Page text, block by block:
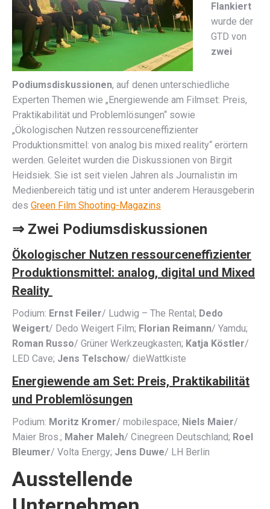
Flankiert
wurde der
GTD von
zwei
Podiumsdiskussionen, auf denen unterschiedliche
Experten Themen wie „Energiewende am Filmset: Preis,
Praktikabilität und Problemlösungen“ sowie
„Ökologischen Nutzen ressourceneffizienter
Produktionsmittel: von analog bis mixed reality“ erörtern
werden. Geleitet wurden die Diskussionen von Birgit
Heidsiek. Sie ist seit vielen Jahren als Journalistin im
Medienbereich tätig und ist unter anderem Herausgeberin
des Green Film Shooting-Magazins
⇒ Zwei Podiumsdiskussionen
Ökologischer Nutzen ressourceneffizienter
Produktionsmittel: analog, digital und Mixed
Reality
Podium: Ernst Feiler/ Ludwig – The Rental; Dedo
Weigert/ Dedo Weigert Film; Florian Reimann/ Yamdu;
Roman Russo/ Grüner Werkzeugkasten; Katja Köstler/
LED Cave; Jens Telschow/ dieWattkiste
Energiewende am Set: Preis, Praktikabilität
und Problemlösungen
Podium: Moritz Kromer/ mobilespace; Niels Maier/
Maier Bros.; Maher Maleh/ Cinegreen Deutschland; Roel
Bleumer/ Volta Energy; Jens Duwe/ LH Berlin
Ausstellende